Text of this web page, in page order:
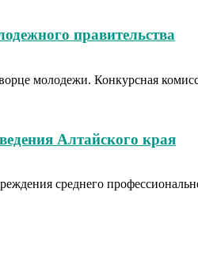
правительства
молодежи. Конкурсная
Алтайского края
среднего